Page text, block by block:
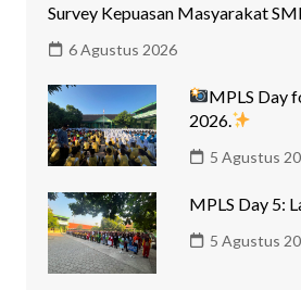
Survey Kepuasan Masyarakat
6 Agustus 2026
MPLS Day
2026.
5 Agustus
MPLS Day 5:
5 Agustus